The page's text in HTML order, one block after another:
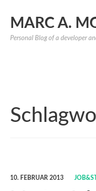
MARC A.
Personal Blog of a developer
10. FEBRUAR 2013